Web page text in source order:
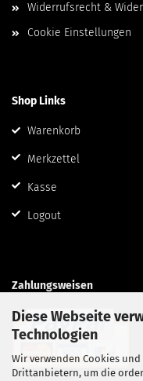
Diese Webseite
Technologien
Wir verwenden Cookies
Drittanbietern, um die
Widerrufsrecht &
Cookie Einstellungen
Shop Links
Warenkorb
Merkzettel
Kasse
Logout
Zahlungsweisen